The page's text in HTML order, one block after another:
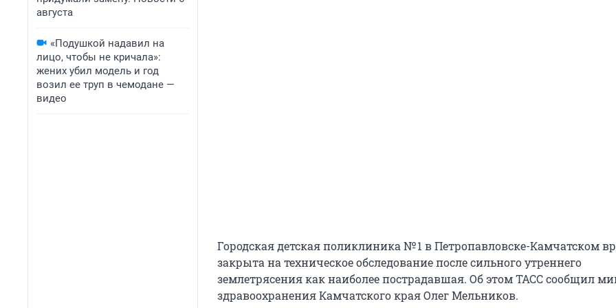
августа
«Подушкой надавил на
лицо, чтобы не кричала»:
жених убил модель и год
возил ее труп в чемодане —
видео
Городская детская поликлиника № 1 в Петропавловске-Камчатском
закрыта на техническое обследование после сильного утреннего
землетрясения как наиболее пострадавшая. Об этом ТАСС сообщил
здравоохранения Камчатского края Олег Мельников.